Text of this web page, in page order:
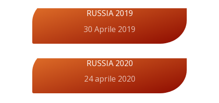
RUSSIA 2019
30 Aprile 2019
RUSSIA 2020
24 aprile 2020